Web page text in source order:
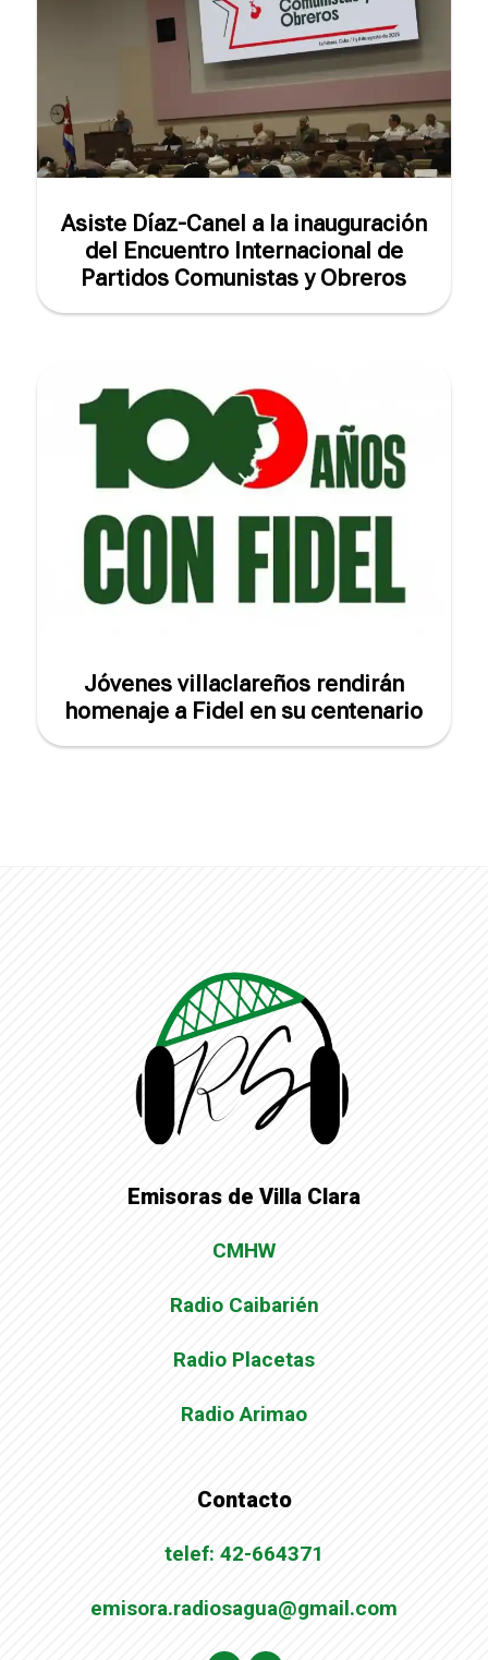
Asiste Díaz-Canel a la inauguración
del Encuentro Internacional de
Partidos Comunistas y Obreros
Jóvenes villaclareños rendirán
homenaje a Fidel en su centenario
Emisoras de Villa Clara
CMHW
Radio Caibarién
Radio Placetas
Radio Arimao
Contacto
telef: 42-664371
emisora.radiosagua@gmail.com